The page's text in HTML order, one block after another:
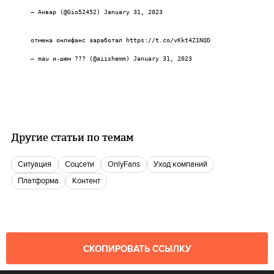
— Анвар (@Gio52452) January 31, 2023
отмена онлифанс заработал https://t.co/vKkt4Z1NQD
— mau и-шем ??? (@aiishemm) January 31, 2023
Другие статьи по темам
Ситуация соцсети OnlyFans
Уход компаний
Платформа
контент
СКОПИРОВАТЬ ССЫЛКУ